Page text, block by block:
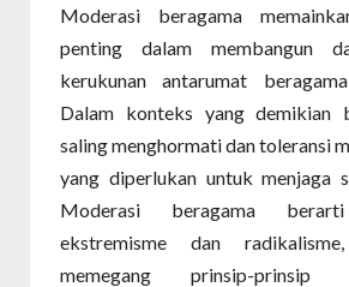
Moderasi beragama
penting dalam membangun
kerukunan antarumat
Dalam konteks yang demikian
saling menghormati dan toleransi
yang diperlukan untuk menjaga
Moderasi beragama berarti
ekstremisme dan
memegang prinsip-prinsip